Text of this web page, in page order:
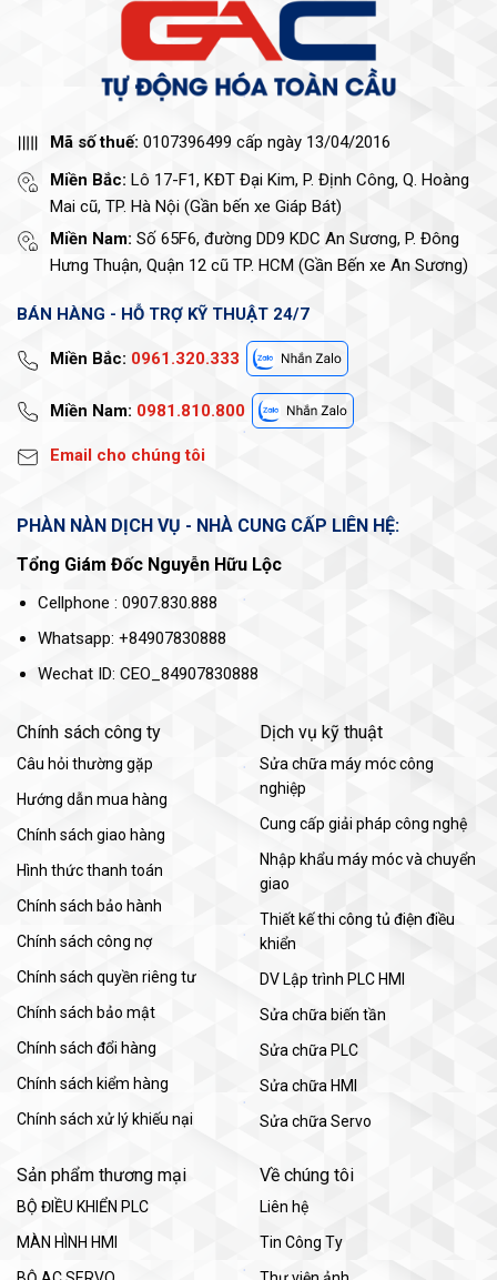
Mã số thuế: 0107396499 cấp ngày 13/04/2016
Miền Bắc: Lô 17-F1, KĐT Đại Kim, P. Định Công, Q. Hoàng
Mai cũ, TP. Hà Nội (Gần bến xe Giáp Bát)
Miền Nam: Số 65F6, đường DD9 KDC An Sương, P. Đông
Hưng Thuận, Quận 12 cũ TP. HCM (Gần Bến xe An Sương)
BÁN HÀNG - HỖ TRỢ KỸ THUẬT 24/7
Miền Bắc: 0961.320.333
Miền Nam: 0981.810.800
Email cho chúng tôi
PHÀN NÀN DỊCH VỤ - NHÀ CUNG CẤP LIÊN HỆ:
Tổng Giám Đốc Nguyễn Hữu Lộc
Cellphone : 0907.830.888
Whatsapp: +84907830888
Wechat ID: CEO_84907830888
Chính sách công ty
Câu hỏi thường gặp
Hướng dẫn mua hàng
Chính sách giao hàng
Hình thức thanh toán
Chính sách bảo hành
Chính sách công nợ
Chính sách quyền riêng tư
Chính sách bảo mật
Chính sách đổi hàng
Chính sách kiểm hàng
Chính sách xử lý khiếu nại
Dịch vụ kỹ thuật
Sửa chữa máy móc công
nghiệp
Cung cấp giải pháp công nghệ
Nhập khẩu máy móc và chuyển
giao
Thiết kế thi công tủ điện điều
khiển
DV Lập trình PLC HMI
Sửa chữa biến tần
Sửa chữa PLC
Sửa chữa HMI
Sửa chữa Servo
Sản phẩm thương mại
BỘ ĐIỀU KHIỂN PLC
MÀN HÌNH HMI
Về chúng tôi
Liên hệ
Tin Công Ty